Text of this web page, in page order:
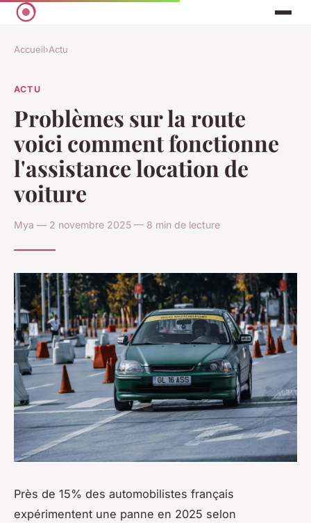
Accueil›Actu
ACTU
Problèmes sur la route
voici comment fonctionne
l'assistance location de
voiture
Mya — 2 novembre 2025 — 8 min de lecture
Près de 15% des automobilistes français
expérimentent une panne en 2025 selon